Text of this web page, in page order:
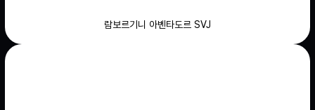
람보르기니 아벤타도르 SVJ